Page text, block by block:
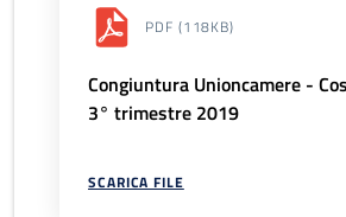
PDF (118KB)
Congiuntura Unioncamere -
3° trimestre 2019
SCARICA FILE